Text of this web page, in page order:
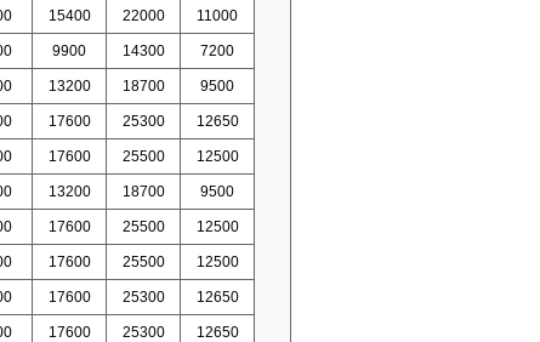
15400 22000 11000
9900 14300 7200
13200 18700 9500
17600 25300 12650
17600 25500 12500
13200 18700 9500
17600 25500 12500
17600 25500 12500
17600 25300 12650
17600 25300 12650